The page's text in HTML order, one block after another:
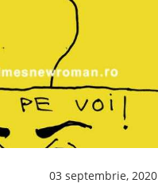
03 septembrie, 2020